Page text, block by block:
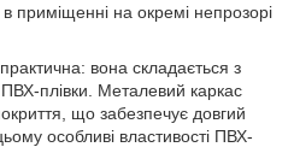
в приміщенні на окремі непрозорі
вона складається з
ПВХ-плівки. Металевий каркас
що забезпечує довгий
особливі властивості ПВХ-